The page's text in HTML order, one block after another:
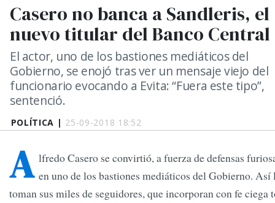
POLÍTICA | 25-09-2018 18:52
Casero no banca a Sandleris, el
nuevo titular del Banco Central
El actor, uno de los bastiones mediáticos del
Gobierno, se enojó tras ver un mensaje viejo del
funcionario evocando a Evita: “Fuera este tipo”,
sentenció.
A lfredo Casero se convirtió, a fuerza de defensas
en uno de los bastiones mediáticos del Gobierno. Así
toman sus miles de seguidores, que incorporan con fe ciega